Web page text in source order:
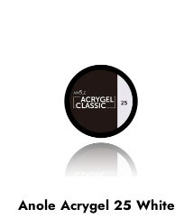
Anole Acrygel 25 White